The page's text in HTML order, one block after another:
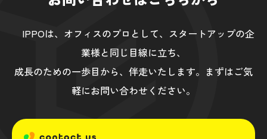
IPPOは、オフィスのプロとして、スタートアップの企
業様と同じ目線に立ち、
成長のための一歩目から、伴走いたします。まずはご気
軽にお問い合わせください。